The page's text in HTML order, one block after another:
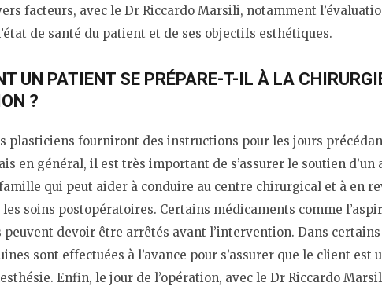
facteurs, avec le Dr Riccardo Marsili, notamment
de santé du patient et de ses objectifs esthétiques.
UN PATIENT SE PRÉPARE-T-IL À LA
?
plasticiens fourniront des instructions pour les jours
en général, il est très important de s’assurer le soutien d’un
qui peut aider à conduire au centre chirurgical et à en
les soins postopératoires. Certains médicaments comme
devoir être arrêtés avant l’intervention. Dans certains
sont effectuées à l’avance pour s’assurer que le client est
Enfin, le jour de l’opération, avec le Dr Riccardo